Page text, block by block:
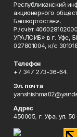
Республиканский
акционерного
Башкортостан».
Р./счёт
УРАЛСИБ» в г. Уфе,
027801004, к/с
Телефон
+7 347 273-36-64.
Эл. почта
Адрес
450005, г. Уфа, ул.